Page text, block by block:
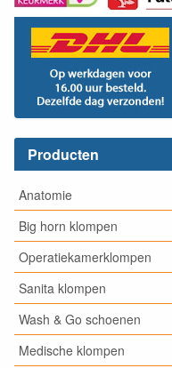
Producten
Anatomie
Big horn klompen
Operatiekamerklompen
Sanita klompen
Wash & Go schoenen
Medische klompen